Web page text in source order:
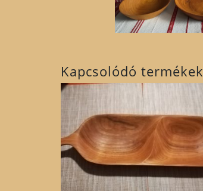
Kapcsolódó termékek